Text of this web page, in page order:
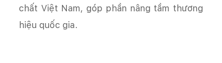
chất Việt Nam, góp phần nâng tầm thương
hiệu quốc gia.